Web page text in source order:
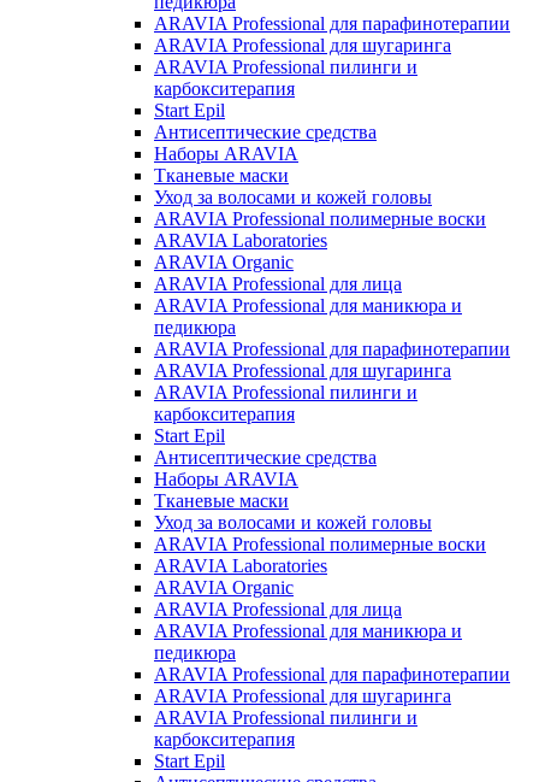
ARAVIA Professional для парафинотерапии
ARAVIA Professional для шугаринга
ARAVIA Professional пилинги и
карбокситерапия
Start Epil
Антисептические средства
Наборы ARAVIA
Тканевые маски
Уход за волосами и кожей головы
ARAVIA Professional полимерные воски
ARAVIA Laboratories
ARAVIA Organic
ARAVIA Professional для лица
ARAVIA Professional для маникюра и
педикюра
ARAVIA Professional для парафинотерапии
ARAVIA Professional для шугаринга
ARAVIA Professional пилинги и
карбокситерапия
Start Epil
Антисептические средства
Наборы ARAVIA
Тканевые маски
Уход за волосами и кожей головы
ARAVIA Professional полимерные воски
ARAVIA Laboratories
ARAVIA Organic
ARAVIA Professional для лица
ARAVIA Professional для маникюра и
педикюра
ARAVIA Professional для парафинотерапии
ARAVIA Professional для шугаринга
ARAVIA Professional пилинги и
карбокситерапия
Start Epil